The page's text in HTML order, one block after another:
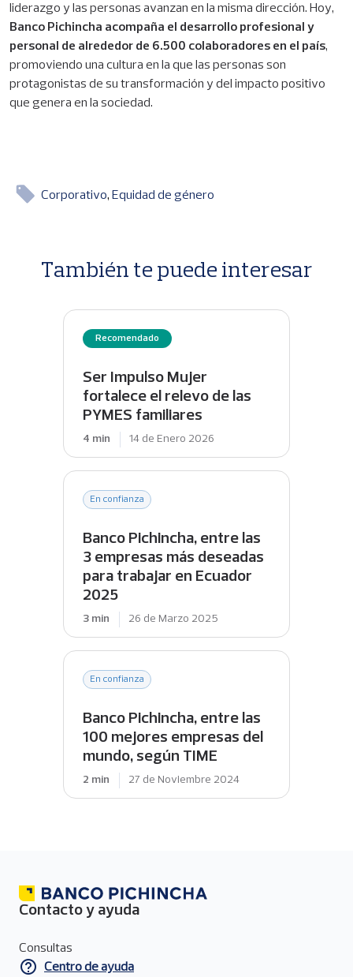
liderazgo y las personas avanzan en la misma dirección. Hoy,
Banco Pichincha acompaña el desarrollo profesional y
personal de alrededor de 6.500 colaboradores en el país,
promoviendo una cultura en la que las personas son
protagonistas de su transformación y del impacto positivo
que genera en la sociedad.
Corporativo Equidad de género
También te puede interesar
Ser Impulso Mujer
fortalece el relevo de las
PYMES familiares
Recomendado
4 min 14 de Enero 2026
Banco Pichincha, entre las
3 empresas más deseadas
para trabajar en Ecuador
2025
En confianza
3 min 26 de Marzo 2025
Banco Pichincha, entre las
100 mejores empresas del
mundo, según TIME
En confianza
2 min 27 de Noviembre 2024
contacto
del
Contacto y ayuda
Centro de ayuda
Consultas